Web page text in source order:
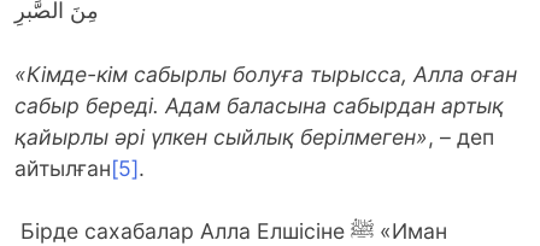
مِنَ الصَّبرِ
«Кімде-кім сабырлы болуға тырысса, Алла оған
сабыр береді. Адам баласына сабырдан артық
қайырлы әрі үлкен сыйлық берілмеген», – деп
айтылған[5].
Бірде сахабалар Алла Елшісіне ﷺ «Иман